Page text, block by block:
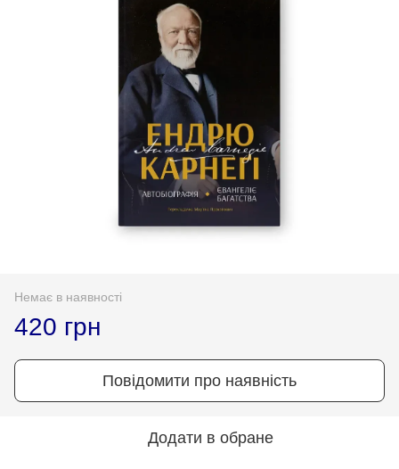
Немає в наявності
420 грн
Повідомити про наявність
Додати в обране